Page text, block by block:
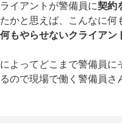
イアントが警備員に契約
かと思えば、こんなに何
何もやらせないクライアン
よってどこまで警備員に
ので現場で働く警備員さ